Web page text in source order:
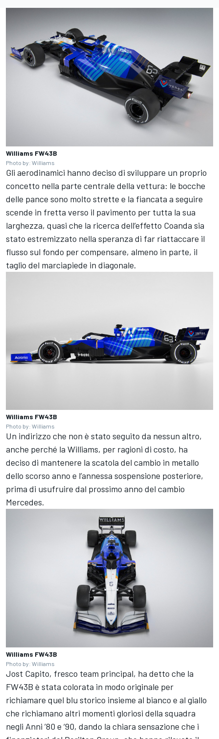
Williams FW43B
Photo by: Williams
Gli aerodinamici hanno deciso di sviluppare un proprio
concetto nella parte centrale della vettura: le bocche
delle pance sono molto strette e la fiancata a seguire
scende in fretta verso il pavimento per tutta la sua
larghezza, quasi che la ricerca dell’effetto Coanda sia
stato estremizzato nella speranza di far riattaccare il
flusso sul fondo per compensare, almeno in parte, il
taglio del marciapiede in diagonale.
Williams FW43B
Photo by: Williams
Un indirizzo che non è stato seguito da nessun altro,
anche perché la Williams, per ragioni di costo, ha
deciso di mantenere la scatola del cambio in metallo
dello scorso anno e l’annessa sospensione posteriore,
prima di usufruire dal prossimo anno del cambio
Mercedes.
Williams FW43B
Photo by: Williams
Jost Capito, fresco team principal, ha detto che la
FW43B è stata colorata in modo originale per
richiamare quel blu storico insieme al bianco e al giallo
che richiamano altri momenti gloriosi della squadra
negli Anni ’80 e ‘90, dando la chiara sensazione che i